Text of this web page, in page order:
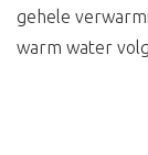
gehele
warm water